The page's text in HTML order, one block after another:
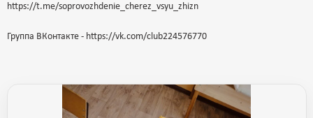
https://t.me/soprovozhdenie_cherez_vsyu_zhizn
Группа ВКонтакте - https://vk.com/club224576770